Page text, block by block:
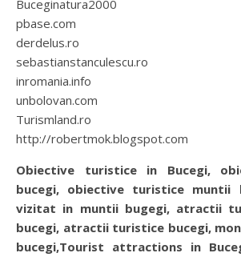
Buceginatura2000
pbase.com
derdelus.ro
sebastianstanculescu.ro
inromania.info
unbolovan.com
Turismland.ro
http://robertmok.blogspot.com
Obiective turistice in Bucegi,
bucegi, obiective turistice muntii
vizitat in muntii bugegi, atractii
bucegi, atractii turistice bucegi,
bucegi,Tourist attractions in